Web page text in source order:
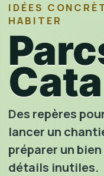
IDÉES
HABITER
Des repères
lancer un
préparer un
détails inutiles.